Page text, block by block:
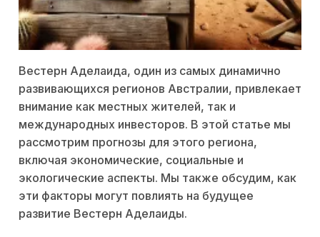
Вестерн Аделаида, один из самых динамично
развивающихся регионов Австралии, привлекает
внимание как местных жителей, так и
международных инвесторов. В этой статье мы
рассмотрим прогнозы для этого региона,
включая экономические, социальные и
экологические аспекты. Мы также обсудим, как
эти факторы могут повлиять на будущее
развитие Вестерн Аделаиды.